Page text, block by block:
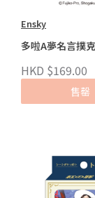
Ensky
多啦A夢名言撲
HKD $169.00
售罄